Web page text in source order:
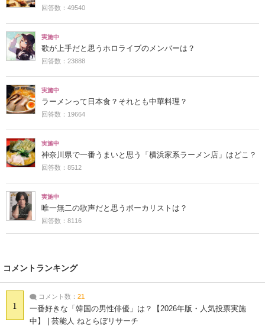
回答数：49540
実施中
歌が上手だと思うホロライブのメンバーは？
回答数：23888
実施中
ラーメンって日本食？それとも中華料理？
回答数：19664
実施中
神奈川県で一番うまいと思う「横浜家系ラーメン店」はどこ？
回答数：8512
実施中
唯一無二の歌声だと思うボーカリストは？
回答数：8116
コメントランキング
1
コメント数： 21
一番好きな「韓国の男性俳優」は？【2026年版・人気投票実施
中】 | 芸能人 ねとらぼリサーチ